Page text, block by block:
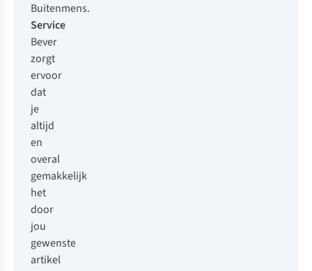
Buitenmens.
Service
Bever
zorgt
ervoor
dat
je
altijd
en
overal
gemakkelijk
het
door
jou
gewenste
artikel